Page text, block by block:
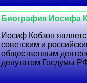
Биография Иосифа
Иосиф Кобзон
советским и
общественным
депутатом Госдумы